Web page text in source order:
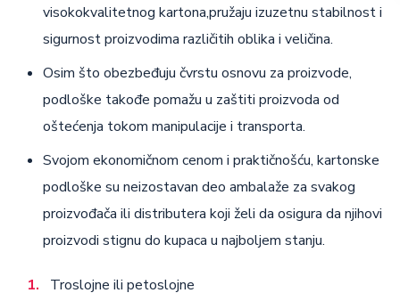
visokokvalitetnog kartona,pružaju izuzetnu stabilnost i
sigurnost proizvodima različitih oblika i veličina.
Osim što obezbeđuju čvrstu osnovu za proizvode,
podloške takođe pomažu u zaštiti proizvoda od
oštećenja tokom manipulacije i transporta.
Svojom ekonomičnom cenom i praktičnošću, kartonske
podloške su neizostavan deo ambalaže za svakog
proizvođača ili distributera koji želi da osigura da njihovi
proizvodi stignu do kupaca u najboljem stanju.
Troslojne ili petoslojne